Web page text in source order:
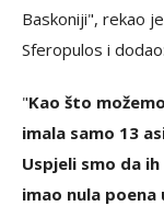
Baskoniji", rekao
Sferopulos i dodao:
"Kao što
imala samo 13
Uspjeli smo da
imao nula